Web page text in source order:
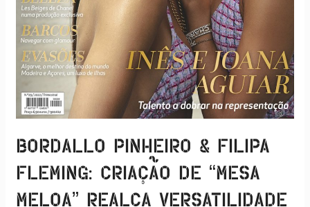
BORDALLO PINHEIRO & FILIPA
FLEMING: CRIAÇÃO DE “MESA
MELOA” REALÇA VERSATILIDADE